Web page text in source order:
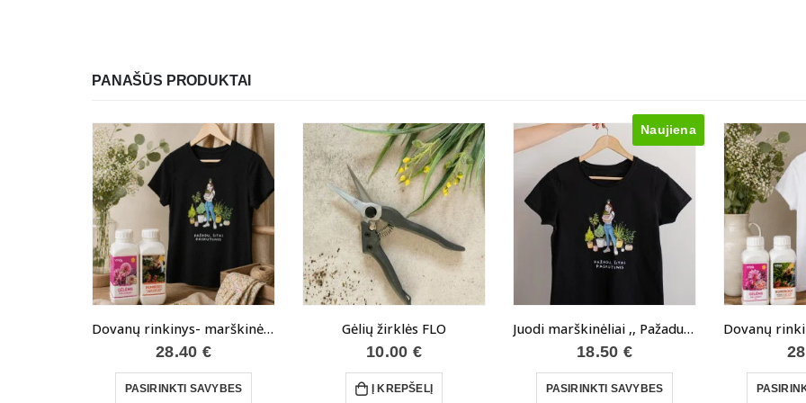
PANAŠŪS PRODUKTAI
Dovanų rinkinys- marškinėliai ir trąšos
28.40 €
PASIRINKTI SAVYBES
This product has multiple variants. The options may be chosen on the product page
Gėlių žirklės FLO
10.00 €
Į KREPŠELĮ
Naujiena
Juodi marškinėliai ,, Pažadu, šitas paskutinis”
18.50 €
PASIRINKTI SAVYBES
This product has multiple variants. The options may be chosen on the product page